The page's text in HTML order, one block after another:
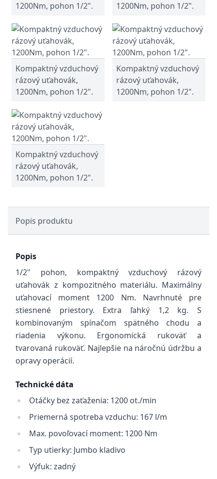
1200Nm, pohon 1/2".
1200Nm, pohon 1/2".
Kompaktný vzduchový
rázový uťahovák,
1200Nm, pohon 1/2".
Kompaktný vzduchový
rázový uťahovák,
1200Nm, pohon 1/2".
Kompaktný vzduchový
rázový uťahovák,
1200Nm, pohon 1/2".
Popis produktu
Popis
1/2" pohon, kompaktný vzduchový rázový
uťahovák z kompozitného materiálu. Maximálny
uťahovací moment 1200 Nm. Navrhnuté pre
stiesnené priestory. Extra ľahký 1,2 kg. S
kombinovaným spínačom spätného chodu a
riadenia výkonu. Ergonomická rukoväť a
tvarovaná rukoväť. Najlepšie na náročnú údržbu a
opravy operácií.
Technické dáta
Otáčky bez zaťaženia: 1200 ot./min
Priemerná spotreba vzduchu: 167 l/m
Max. povoľovací moment: 1200 Nm
Typ utierky: Jumbo kladivo
Výfuk: zadný